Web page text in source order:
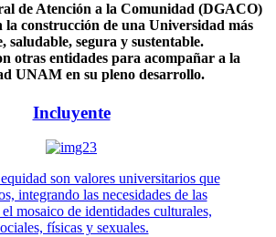
de Atención a la Comunidad (DGACO)
la construcción de una Universidad más
saludable, segura y sustentable.
otras entidades para acompañar a la
UNAM en su pleno desarrollo.
Incluyente
son valores universitarios que
integrando las necesidades de las
el mosaico de identidades culturales,
físicas y sexuales.